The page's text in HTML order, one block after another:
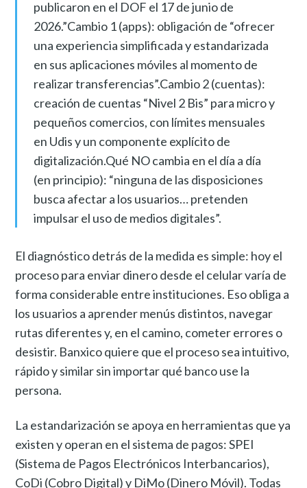
publicaron en el DOF el 17 de junio de
2026.”Cambio 1 (apps): obligación de “ofrecer
una experiencia simplificada y estandarizada
en sus aplicaciones móviles al momento de
realizar transferencias”.Cambio 2 (cuentas):
creación de cuentas “Nivel 2 Bis” para micro y
pequeños comercios, con límites mensuales
en Udis y un componente explícito de
digitalización.Qué NO cambia en el día a día
(en principio): “ninguna de las disposiciones
busca afectar a los usuarios… pretenden
impulsar el uso de medios digitales”.
El diagnóstico detrás de la medida es simple: hoy el
proceso para enviar dinero desde el celular varía de
forma considerable entre instituciones. Eso obliga a
los usuarios a aprender menús distintos, navegar
rutas diferentes y, en el camino, cometer errores o
desistir. Banxico quiere que el proceso sea intuitivo,
rápido y similar sin importar qué banco use la
persona.
La estandarización se apoya en herramientas que ya
existen y operan en el sistema de pagos: SPEI
(Sistema de Pagos Electrónicos Interbancarios),
CoDi (Cobro Digital) y DiMo (Dinero Móvil). Todas